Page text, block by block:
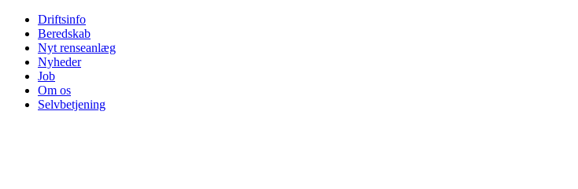
Driftsinfo
Beredskab
Nyt renseanlæg
Nyheder
Job
Om os
Selvbetjening